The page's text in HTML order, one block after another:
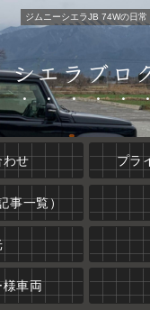
ジムニーシエラJB 74Wの日常
シエラブロ
わせ プラ
事一覧）
様車両